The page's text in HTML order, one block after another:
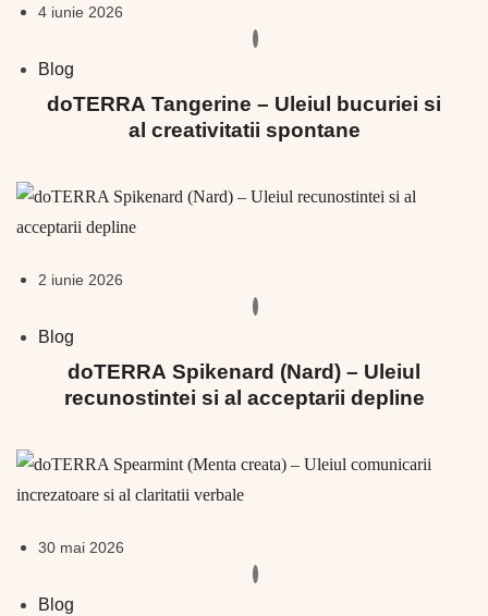
4 iunie 2026
Blog
doTERRA Tangerine – Uleiul bucuriei si
al creativitatii spontane
2 iunie 2026
Blog
doTERRA Spikenard (Nard) – Uleiul
recunostintei si al acceptarii depline
30 mai 2026
Blog